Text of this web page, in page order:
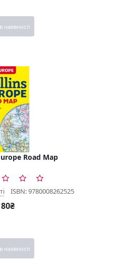
наявності
Road Map
ISBN: 9780008262525
наявності